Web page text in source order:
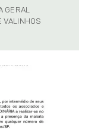
GERAL
VALINHOS